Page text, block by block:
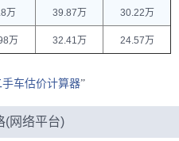
万 39.87万
30.22万
万 32.41万 24.57万
手车估价计算器”
(网络平台)